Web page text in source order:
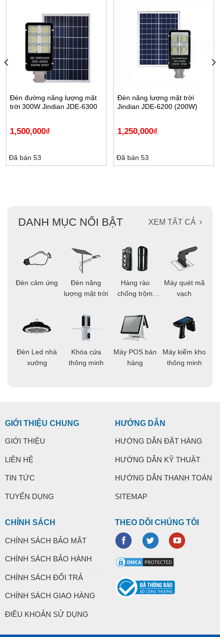
Đèn đường năng lượng mặt
trời 300W Jindian JDE-6300
1,500,000₫
Đã bán 53
Đèn năng lượng mặt trời
Jindian JDE-6200 (200W)
1,250,000₫
Đã bán 53
DANH MỤC NỔI BẬT XEM TẤT CẢ
Đèn cảm ứng
Đèn Led nhà
xưởng
Đèn năng
lượng mặt trời
Khóa cửa
thông minh
Hàng rào
chống trộm
Máy POS bán
hàng
Máy quét mã
vạch
Máy kiểm kho
thông minh
GIỚI THIỆU CHUNG
GIỚI THIỆU
LIÊN HỆ
TIN TỨC
TUYỂN DỤNG
HƯỚNG DẪN
HƯỚNG DẪN ĐẶT HÀNG
HƯỚNG DẪN KỸ THUẬT
HƯỚNG DẪN THANH TOÁN
SITEMAP
CHÍNH SÁCH
CHÍNH SÁCH BẢO MẬT
CHÍNH SÁCH BẢO HÀNH
CHÍNH SÁCH ĐỔI TRẢ
CHÍNH SÁCH GIAO HÀNG
ĐIỀU KHOẢN SỬ DỤNG
THEO DÕI CHÚNG TÔI